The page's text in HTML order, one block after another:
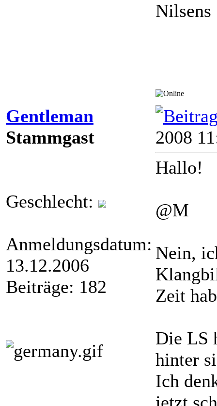
Nilsens
Gentleman
Stammgast
Geschlecht:
Anmeldungsdatum:
13.12.2006
Beiträge: 182
2008
Hallo!
@M
Nein,
Zeit
Die LS
hinter
Ich